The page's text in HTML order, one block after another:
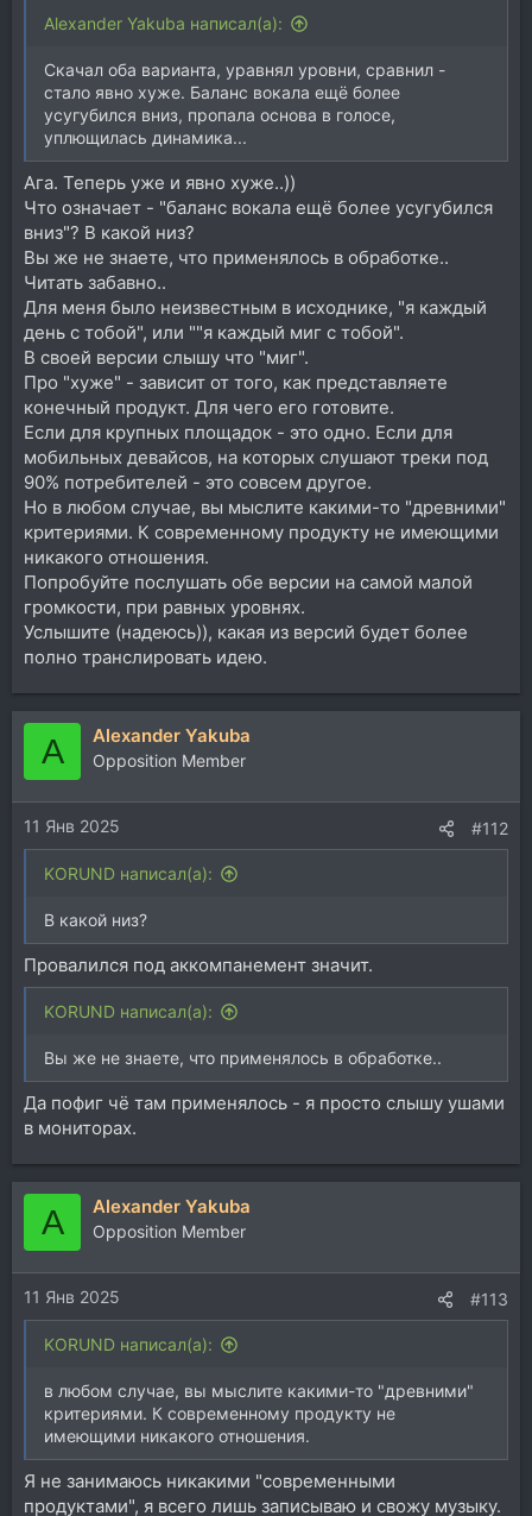
Alexander Yakuba написал(а):
Скачал оба варианта, уравнял уровни, сравнил -
стало явно хуже. Баланс вокала ещё более
усугубился вниз, пропала основа в голосе,
уплющилась динамика...
Ага. Теперь уже и явно хуже..))
Что означает - "баланс вокала ещё более усугубился
вниз"? В какой низ?
Вы же не знаете, что применялось в обработке..
Читать забавно..
Для меня было неизвестным в исходнике, "я каждый
день с тобой", или ""я каждый миг с тобой".
В своей версии слышу что "миг".
Про "хуже" - зависит от того, как представляете
конечный продукт. Для чего его готовите.
Если для крупных площадок - это одно. Если для
мобильных девайсов, на которых слушают треки под
90% потребителей - это совсем другое.
Но в любом случае, вы мыслите какими-то "древними"
критериями. К современному продукту не имеющими
никакого отношения.
Попробуйте послушать обе версии на самой малой
громкости, при равных уровнях.
Услышите (надеюсь)), какая из версий будет более
полно транслировать идею.
A Alexander Yakuba
Opposition Member
11 Янв 2025 #112
KORUND написал(а):
В какой низ?
Провалился под аккомпанемент значит.
KORUND написал(а):
Вы же не знаете, что применялось в обработке..
Да пофиг чё там применялось - я просто слышу ушами
в мониторах.
A Alexander Yakuba
Opposition Member
11 Янв 2025 #113
KORUND написал(а):
в любом случае, вы мыслите какими-то "древними"
критериями. К современному продукту не
имеющими никакого отношения.
Я не занимаюсь никакими "современными
продуктами", я всего лишь записываю и свожу музыку.